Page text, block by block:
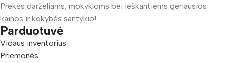
Prekės darželiams, mokykloms bei ieškantiems geriausios
kainos ir kokybės santykio!
Parduotuvė
Vidaus inventorius
Priemonės